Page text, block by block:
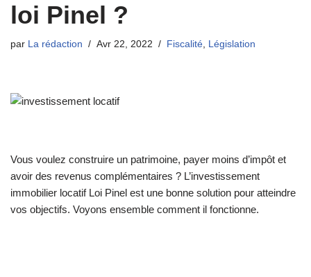
loi Pinel ?
par La rédaction Avr 22, 2022 Fiscalité, Législation
Vous voulez construire un patrimoine, payer moins d’impôt et
avoir des revenus complémentaires ? L’investissement
immobilier locatif Loi Pinel est une bonne solution pour atteindre
vos objectifs. Voyons ensemble comment il fonctionne.